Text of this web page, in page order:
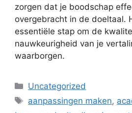
zorgen dat je boodschap
overgebracht in de doeltaal.
essentiële stap om de
nauwkeurigheid van je
waarborgen.
Categorieën
Uncategorized
Tags
aanpassingen maken,